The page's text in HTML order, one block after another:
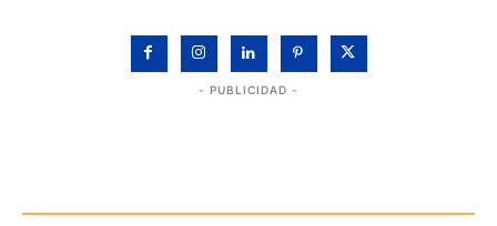
- PUBLICIDAD -